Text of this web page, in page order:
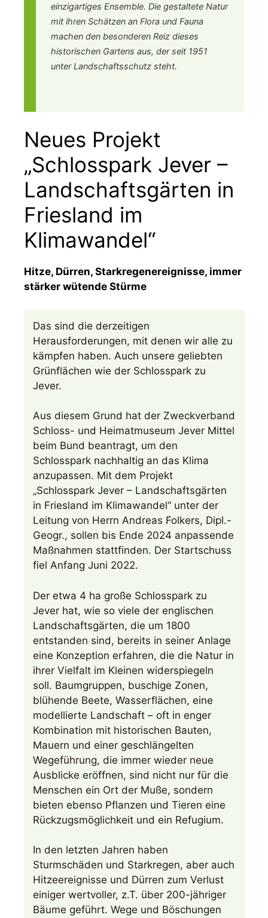
einzigartiges Ensemble. Die gestaltete Natur
mit ihren Schätzen an Flora und Fauna
machen den besonderen Reiz dieses
historischen Gartens aus, der seit 1951
unter Landschaftsschutz steht.
Neues Projekt
„Schlosspark Jever –
Landschaftsgärten in
Friesland im
Klimawandel“
Hitze, Dürren, Starkregenereignisse, immer
stärker wütende Stürme
Das sind die derzeitigen
Herausforderungen, mit denen wir alle zu
kämpfen haben. Auch unsere geliebten
Grünflächen wie der Schlosspark zu
Jever.
Aus diesem Grund hat der Zweckverband
Schloss- und Heimatmuseum Jever Mittel
beim Bund beantragt, um den
Schlosspark nachhaltig an das Klima
anzupassen. Mit dem Projekt
„Schlosspark Jever – Landschaftsgärten
in Friesland im Klimawandel“ unter der
Leitung von Herrn Andreas Folkers, Dipl.-
Geogr., sollen bis Ende 2024 anpassende
Maßnahmen stattfinden. Der Startschuss
fiel Anfang Juni 2022.
Der etwa 4 ha große Schlosspark zu
Jever hat, wie so viele der englischen
Landschaftsgärten, die um 1800
entstanden sind, bereits in seiner Anlage
eine Konzeption erfahren, die die Natur in
ihrer Vielfalt im Kleinen widerspiegeln
soll. Baumgruppen, buschige Zonen,
blühende Beete, Wasserflächen, eine
modellierte Landschaft – oft in enger
Kombination mit historischen Bauten,
Mauern und einer geschlängelten
Wegeführung, die immer wieder neue
Ausblicke eröffnen, sind nicht nur für die
Menschen ein Ort der Muße, sondern
bieten ebenso Pflanzen und Tieren eine
Rückzugsmöglichkeit und ein Refugium.
In den letzten Jahren haben
Sturmschäden und Starkregen, aber auch
Hitzeereignisse und Dürren zum Verlust
einiger wertvoller, z.T. über 200-jähriger
Bäume geführt. Wege und Böschungen